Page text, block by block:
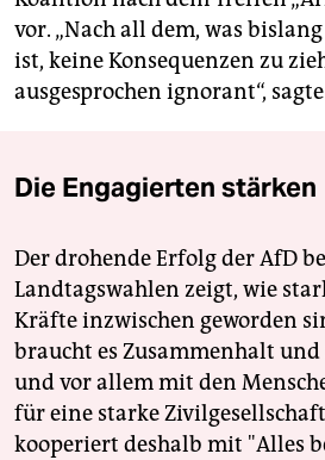
vor. „Nach all dem, was
ist, keine Konsequenzen zu
ausgesprochen ignorant“,
Die Engagierten stärken
Der drohende Erfolg der AfD
Landtagswahlen zeigt, wie
Kräfte inzwischen geworden
braucht es Zusammenhalt
und vor allem mit den
für eine starke
kooperiert deshalb mit "Alles